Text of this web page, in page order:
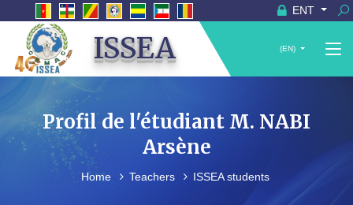
ENT
ISSEA (EN)
Profil de l'étudiant M. NABI
Arsène
Home Teachers ISSEA students